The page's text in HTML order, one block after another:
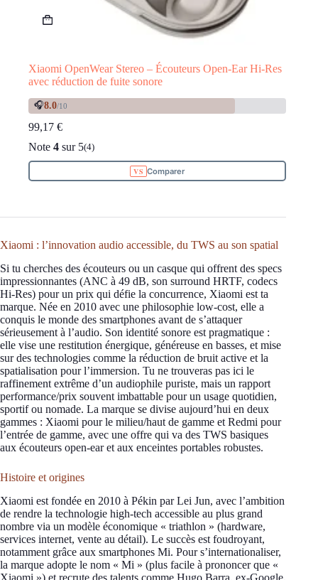
Xiaomi OpenWear Stereo – Écouteurs Open-Ear Hi-Res
avec réduction de fuite sonore
🎧8.0/10
99,17 €
Note 4 sur 5(4)
Comparer
Xiaomi : l’innovation audio accessible, du TWS au son spatial
Si tu cherches des écouteurs ou un casque qui offrent des specs
impressionnantes (ANC à 49 dB, son surround HRTF, codecs
Hi-Res) pour un prix qui défie la concurrence, Xiaomi est ta
marque. Née en 2010 avec une philosophie low-cost, elle a
conquis le monde des smartphones avant de s’attaquer
sérieusement à l’audio. Son identité sonore est pragmatique :
elle vise une restitution énergique, généreuse en basses, et mise
sur des technologies comme la réduction de bruit active et la
spatialisation pour l’immersion. Tu ne trouveras pas ici le
raffinement extrême d’un audiophile puriste, mais un rapport
performance/prix souvent imbattable pour un usage quotidien,
sportif ou nomade. La marque se divise aujourd’hui en deux
gammes : Xiaomi pour le milieu/haut de gamme et Redmi pour
l’entrée de gamme, avec une offre qui va des TWS basiques
aux écouteurs open-ear et aux enceintes portables robustes.
Histoire et origines
Xiaomi est fondée en 2010 à Pékin par Lei Jun, avec l’ambition
de rendre la technologie high-tech accessible au plus grand
nombre via un modèle économique « triathlon » (hardware,
services internet, vente au détail). Le succès est foudroyant,
notamment grâce aux smartphones Mi. Pour s’internationaliser,
la marque adopte le nom « Mi » (plus facile à prononcer que «
Xiaomi ») et recrute des talents comme Hugo Barra, ex-Google.